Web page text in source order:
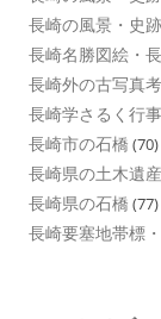
長崎の風景・史跡
長崎名勝図絵・
長崎外の古写真考
長崎学さるく行
長崎市の石橋 (70)
長崎県の土木遺
長崎県の石橋 (77)
長崎要塞地帯標